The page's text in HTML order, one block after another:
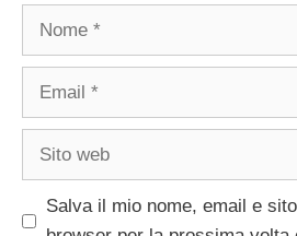
Nome
Email
Sito
Salva il mio nome, email e